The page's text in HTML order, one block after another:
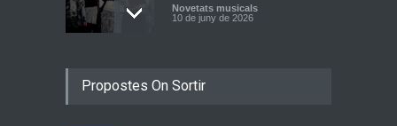
Novetats musicals
10 de juny de 2026
la calor amb l’himne
Propostes On Sortir